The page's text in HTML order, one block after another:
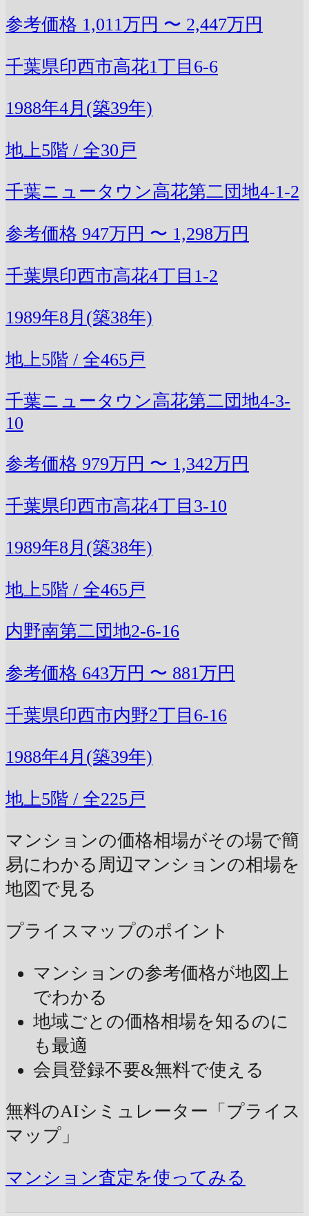
参考価格 1,011万円 〜 2,447万円
千葉県印西市高花1丁目6-6
1988年4月(築39年)
地上5階 / 全30戸
千葉ニュータウン高花第二団地4-1-2
参考価格 947万円 〜 1,298万円
千葉県印西市高花4丁目1-2
1989年8月(築38年)
地上5階 / 全465戸
千葉ニュータウン高花第二団地4-3-
10
参考価格 979万円 〜 1,342万円
千葉県印西市高花4丁目3-10
1989年8月(築38年)
地上5階 / 全465戸
内野南第二団地2-6-16
参考価格 643万円 〜 881万円
千葉県印西市内野2丁目6-16
1988年4月(築39年)
地上5階 / 全225戸
マンションの価格相場がその場で簡
易にわかる 周辺マンションの相場を
地図で見る
プライスマップのポイント
マンションの参考価格が地図上
でわかる
地域ごとの価格相場を知るのに
も最適
会員登録不要&無料で使える
無料のAIシミュレーター「プライス
マップ」
マンション査定を使ってみる